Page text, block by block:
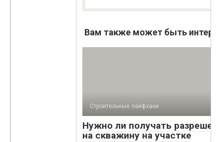
Вам также может быть
Строительные лайфхаки
Нужно ли получать
на скважину на участке